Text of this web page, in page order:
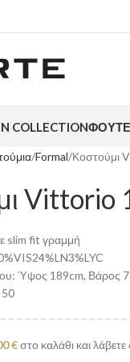
COLLECTION
Formal Κοστούμι
Vittorio
slim fit γραμμή
Ύψος 189cm, Βάρος
50
€στο καλάθι και